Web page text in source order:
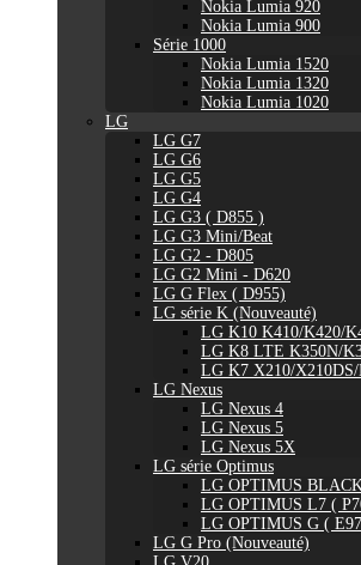
Nokia Lumia 920
Nokia Lumia 900
Série 1000
Nokia Lumia 1520
Nokia Lumia 1320
Nokia Lumia 1020
LG
LG G7
LG G6
LG G5
LG G4
LG G3 ( D855 )
LG G3 Mini/Beat
LG G2 - D805
LG G2 Mini - D620
LG G Flex ( D955)
LG série K (Nouveauté)
LG K10 K410/K420/
LG K8 LTE K350N/
LG K7 X210/
LG Nexus
LG Nexus 4
LG Nexus 5
LG Nexus 5X
LG série Optimus
LG OPTIMUS
LG OPTIMUS L7 (
LG OPTIMUS G (
LG G Pro (Nouveauté)